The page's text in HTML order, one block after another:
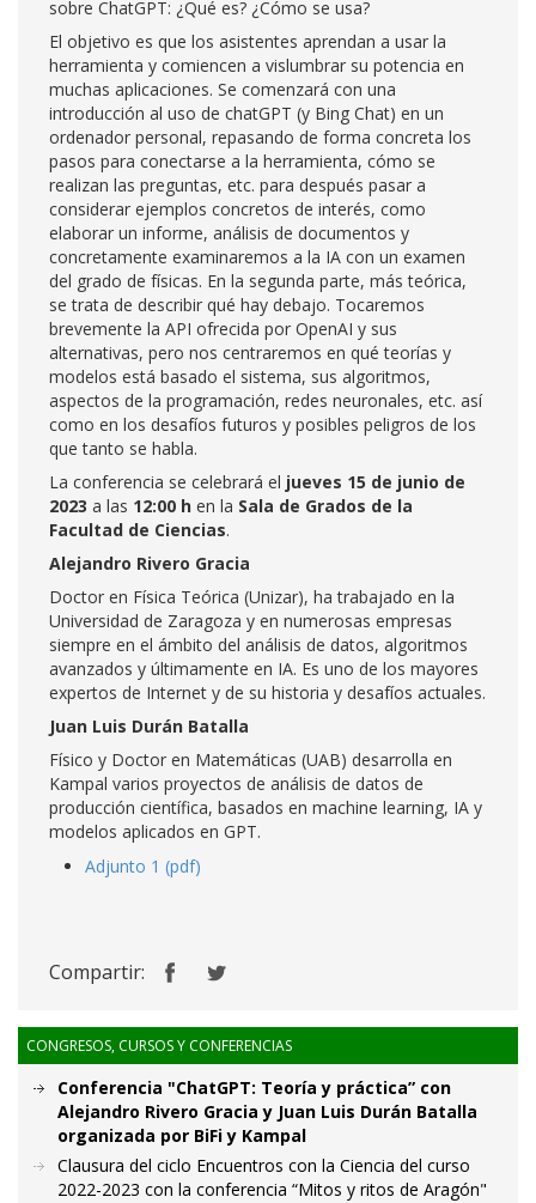
sobre ChatGPT: ¿Qué es? ¿Cómo se usa?
El objetivo es que los asistentes aprendan a usar la
herramienta y comiencen a vislumbrar su potencia en
muchas aplicaciones. Se comenzará con una
introducción al uso de chatGPT (y Bing Chat) en un
ordenador personal, repasando de forma concreta los
pasos para conectarse a la herramienta, cómo se
realizan las preguntas, etc. para después pasar a
considerar ejemplos concretos de interés, como
elaborar un informe, análisis de documentos y
concretamente examinaremos a la IA con un examen
del grado de físicas. En la segunda parte, más teórica,
se trata de describir qué hay debajo. Tocaremos
brevemente la API ofrecida por OpenAI y sus
alternativas, pero nos centraremos en qué teorías y
modelos está basado el sistema, sus algoritmos,
aspectos de la programación, redes neuronales, etc. así
como en los desafíos futuros y posibles peligros de los
que tanto se habla.
La conferencia se celebrará el jueves 15 de junio de
2023 a las 12:00 h en la Sala de Grados de la
Facultad de Ciencias.
Alejandro Rivero Gracia
Doctor en Física Teórica (Unizar), ha trabajado en la
Universidad de Zaragoza y en numerosas empresas
siempre en el ámbito del análisis de datos, algoritmos
avanzados y últimamente en IA. Es uno de los mayores
expertos de Internet y de su historia y desafíos actuales.
Juan Luis Durán Batalla
Físico y Doctor en Matemáticas (UAB) desarrolla en
Kampal varios proyectos de análisis de datos de
producción científica, basados en machine learning, IA y
modelos aplicados en GPT.
Adjunto 1 (pdf)
Compartir:
CONGRESOS, CURSOS Y CONFERENCIAS
Conferencia "ChatGPT: Teoría y práctica” con
Alejandro Rivero Gracia y Juan Luis Durán Batalla
organizada por BiFi y Kampal
Clausura del ciclo Encuentros con la Ciencia del curso
2022-2023 con la conferencia “Mitos y ritos de Aragón"